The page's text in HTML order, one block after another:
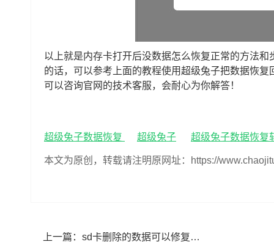
以上就是内存卡打开后没数据怎么恢复正常的方法
的话，可以参考上面的教程使用超级兔子把数据恢
可以咨询官网的技术客服，会耐心为你解答！
超级兔子数据恢复 超级兔子 超级兔子数据恢复
本文为原创，转载请注明原网址：https://
上一篇： sd卡删除的数据可以修复吗,sd卡数据误删怎么恢复